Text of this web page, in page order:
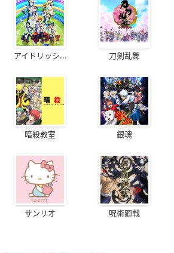
アイドリッシ... 刀剣乱舞
暗殺教室 銀魂
サンリオ 呪術廻戦